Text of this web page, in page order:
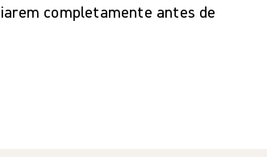
completamente antes de